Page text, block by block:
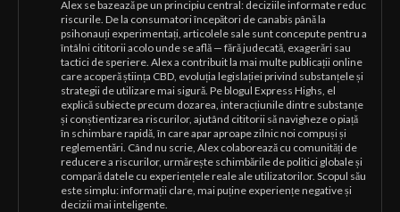
Alex se bazează pe un principiu central: deciziile informate reduc
riscurile. De la consumatori începători de canabis până la
psihonauți experimentați, articolele sale sunt concepute pentru a
întâlni cititorii acolo unde se află — fără judecată, exagerări sau
tactici de speriere. Alex a contribuit la mai multe publicații online
care acoperă știința CBD, evoluția legislației privind substanțele și
strategii de utilizare mai sigură. Pe blogul Express Highs, el
explică subiecte precum dozarea, interacțiunile dintre substanțe
și conștientizarea riscurilor, ajutând cititorii să navigheze o piață
în schimbare rapidă, în care apar aproape zilnic noi compuși și
reglementări. Când nu scrie, Alex colaborează cu comunități de
reducere a riscurilor, urmărește schimbările de politici globale și
compară datele cu experiențele reale ale utilizatorilor. Scopul său
este simplu: informații clare, mai puține experiențe negative și
decizii mai inteligente.